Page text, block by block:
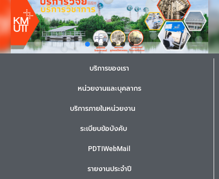
บริการของเรา
หน่วยงานและบุคลากร
บริการภายในหน่วยงาน
ระเบียบข้อบังคับ
PDTIWebMail
รายงานประจำปี